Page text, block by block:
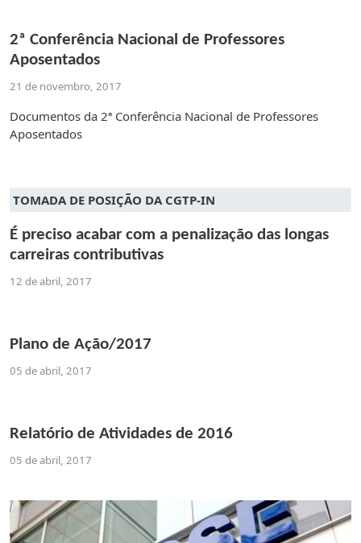
2ª Conferência Nacional de Professores
Aposentados
21 de novembro, 2017
Documentos da 2ª Conferência Nacional de Professores
Aposentados
TOMADA DE POSIÇÃO DA CGTP-IN
É preciso acabar com a penalização das longas
carreiras contributivas
12 de abril, 2017
Plano de Ação/2017
05 de abril, 2017
Relatório de Atividades de 2016
05 de abril, 2017